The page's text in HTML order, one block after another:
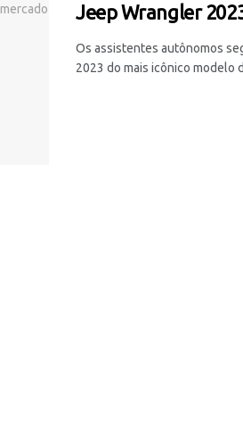
Jeep Wrangler
Os assistentes autônomos
2023 do mais icônico modelo